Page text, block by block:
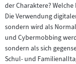
der Charaktere?
Die Verwendung
sondern wird als
und Cybermobbing
sondern als sich
Schul- und